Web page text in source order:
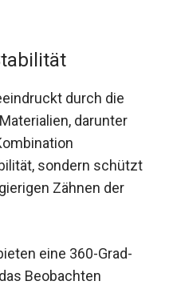
durch die
darunter
sondern schützt
Zähnen der
eine 360-Grad-
Beobachten